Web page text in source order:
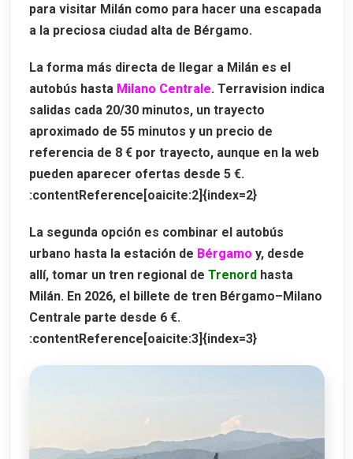
para visitar Milán como para hacer una escapada
a la preciosa ciudad alta de Bérgamo.
La forma más directa de llegar a Milán es el
autobús hasta Milano Centrale. Terravision indica
salidas cada 20/30 minutos, un trayecto
aproximado de 55 minutos y un precio de
referencia de 8 € por trayecto, aunque en la web
pueden aparecer ofertas desde 5 €.
:contentReference[oaicite:2]{index=2}
La segunda opción es combinar el autobús
urbano hasta la estación de Bérgamo y, desde
allí, tomar un tren regional de Trenord hasta
Milán. En 2026, el billete de tren Bérgamo–Milano
Centrale parte desde 6 €.
:contentReference[oaicite:3]{index=3}